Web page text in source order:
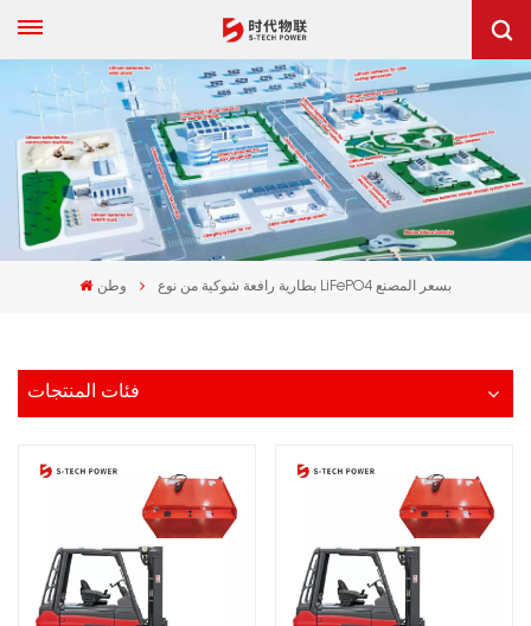
وطن بطارية رافعة شوكية من نوع LiFePO4 بسعر المصنع
فئات المنتجات